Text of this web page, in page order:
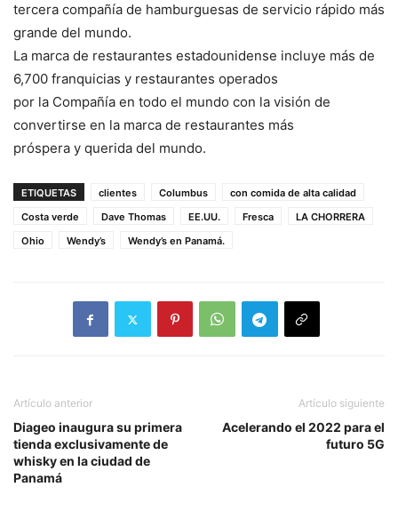
tercera compañía de hamburguesas de servicio rápido más
grande del mundo.
La marca de restaurantes estadounidense incluye más de
6,700 franquicias y restaurantes operados
por la Compañía en todo el mundo con la visión de
convertirse en la marca de restaurantes más
próspera y querida del mundo.
ETIQUETAS clientes Columbus
con comida de alta calidad
Costa verde
Dave Thomas EE.UU. Fresca
LA CHORRERA
Ohio
Wendy’s Wendy’s en Panamá.
Artículo anterior
Diageo inaugura su primera
tienda exclusivamente de
whisky en la ciudad de
Panamá
Artículo siguiente
Acelerando el 2022 para el
futuro 5G